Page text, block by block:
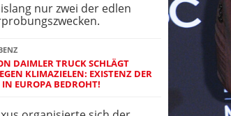
nur zwei der edlen
DAIMLER TRUCK SCHLÄGT
KLIMAZIELEN: EXISTENZ DER
EUROPA BEDROHT!